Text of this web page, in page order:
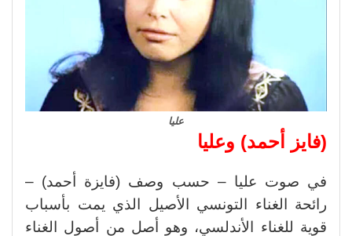
عليا
(فايز أحمد) وعليا
في صوت عليا – حسب وصف (فايزة أحمد) –
رائحة الغناء التونسي الأصيل الذي يمت بأسباب
قوية للغناء الأندلسي، وهو أصل من أصول الغناء